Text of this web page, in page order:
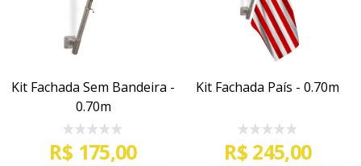
Kit Fachada Sem Bandeira -
0.70m
R$ 175,00
Kit Fachada País - 0.70m
R$ 245,00